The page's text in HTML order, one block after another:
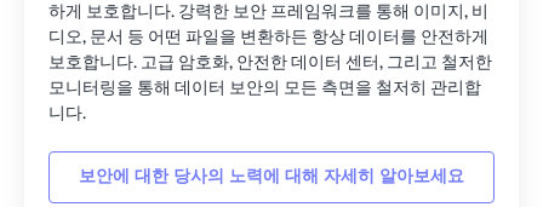
하게 보호합니다. 강력한 보안 프레임워크를 통해 이미지, 비
디오, 문서 등 어떤 파일을 변환하든 항상 데이터를 안전하게
보호합니다. 고급 암호화, 안전한 데이터 센터, 그리고 철저한
모니터링을 통해 데이터 보안의 모든 측면을 철저히 관리합
니다.
보안에 대한 당사의 노력에 대해 자세히 알아보세요